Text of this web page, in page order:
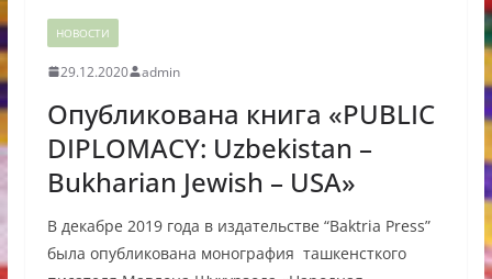
НОВОСТИ
29.12.2020 admin
Опубликована книга «PUBLIC
DIPLOMACY: Uzbekistan –
Bukharian Jewish – USA»
В декабре 2019 года в издательстве “Baktria Press”
была опубликована монография ташкенсткого